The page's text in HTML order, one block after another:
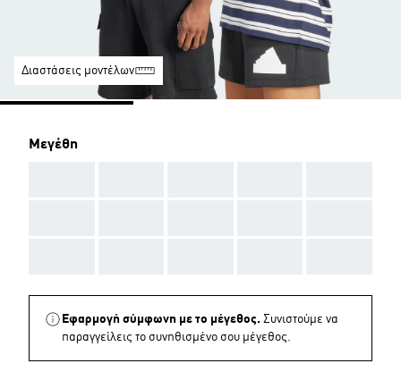
Διαστάσεις μοντέλων
Μεγέθη
Εφαρμογή σύμφωνη με το μέγεθος. Συνιστούμε να
παραγγείλεις το συνηθισμένο σου μέγεθος.